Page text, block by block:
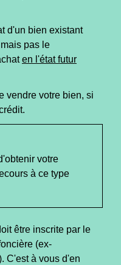
d'un bien existant
pas le
en l'état futur
vendre votre bien, si
votre
à ce type
être inscrite par le
(ex-
C'est à vous d'en